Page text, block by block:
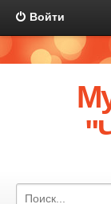
Войти